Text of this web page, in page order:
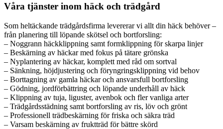
Våra tjänster inom häck och trädgård
Som heltäckande trädgårdsfirma levererar vi allt din häck behöver –
från planering till löpande skötsel och bortforsling:
– Noggrann häckklippning samt formklippning för skarpa linjer
– Beskärning av häckar med fokus på tätare grönska
– Nyplantering av häckar, komplett med råd om sortval
– Sänkning, höjdjustering och föryngringsklippning vid behov
– Borttagning av gamla häckar och ansvarsfull bortforsling
– Gödning, jordförbättring och löpande underhåll av häck
– Klippning av tuja, liguster, avenbok och fler vanliga arter
– Trädgårdsstädning samt bortforsling av ris, löv och grönt
– Professionell trädbeskärning för friska och säkra träd
– Varsam beskärning av fruktträd för bättre skörd